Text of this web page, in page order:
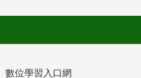
數位學習入口網